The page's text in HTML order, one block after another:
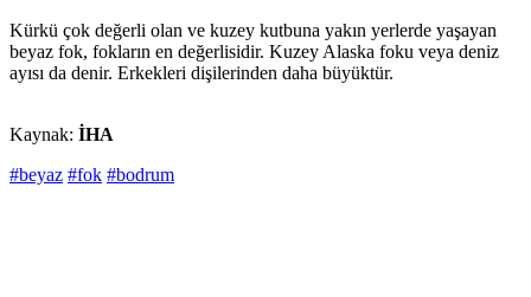
Kürkü çok değerli olan ve kuzey kutbuna yakın yerlerde yaşayan
beyaz fok, fokların en değerlisidir. Kuzey Alaska foku veya deniz
ayısı da denir. Erkekleri dişilerinden daha büyüktür.
Kaynak: İHA
#beyaz #fok #bodrum